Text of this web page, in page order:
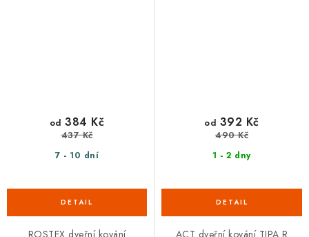
7 - 10 dní
od 384 Kč
437 Kč
ROSTEX dveřní kování
1 - 2 dny
od 392 Kč
490 Kč